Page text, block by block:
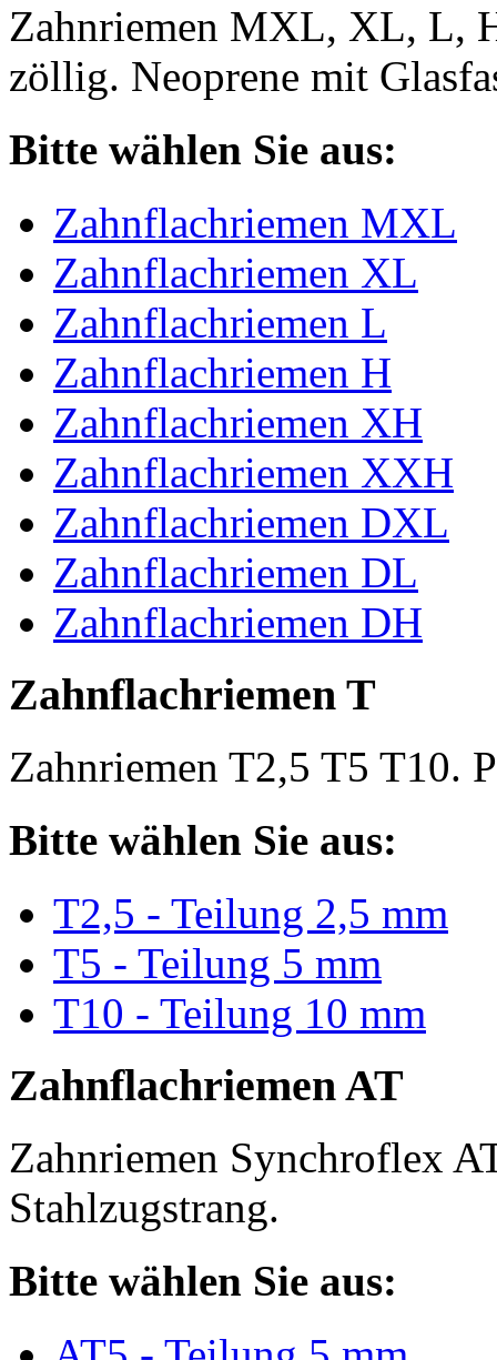
Zahnriemen MXL, XL, L,
zöllig. Neoprene mit
Bitte wählen Sie aus:
Zahnflachriemen MXL
Zahnflachriemen XL
Zahnflachriemen L
Zahnflachriemen H
Zahnflachriemen XH
Zahnflachriemen XXH
Zahnflachriemen DXL
Zahnflachriemen DL
Zahnflachriemen DH
Zahnflachriemen T
Zahnriemen T2,5 T5 T10.
Bitte wählen Sie aus:
T2,5 - Teilung 2,5 mm
T5 - Teilung 5 mm
T10 - Teilung 10 mm
Zahnflachriemen AT
Zahnriemen Synchroflex
Stahlzugstrang.
Bitte wählen Sie aus: